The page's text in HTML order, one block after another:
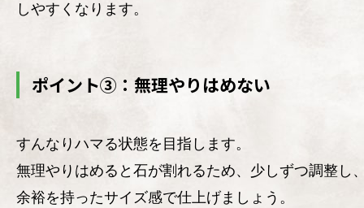
しやすくなります。
ポイント③：無理やりはめない
すんなりハマる状態を目指します。
無理やりはめると石が割れるため、少しずつ調整し
余裕を持ったサイズ感で仕上げましょう。